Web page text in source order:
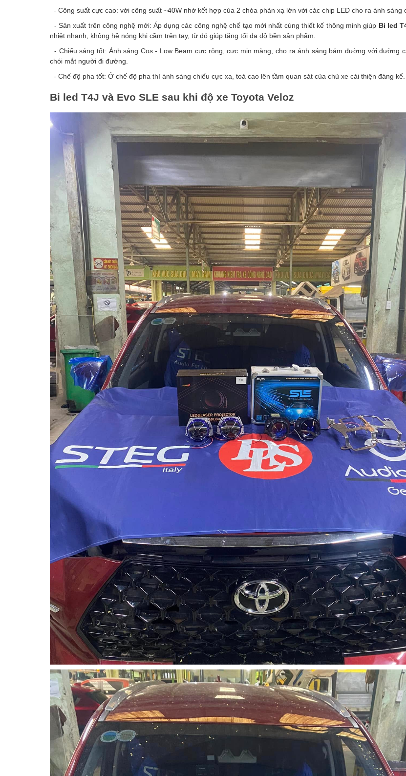
- Công suất cực cao: với công suất ~40W nhờ kết hợp của 2 chóa phản xạ lớn với các chip LED cho ra ánh sáng
- Sản xuất trên công nghệ mới: Áp dụng các công nghệ chế tạo mới nhất cùng thiết kế thông minh giúp Bi led
nhiệt nhanh, không hề nóng khi cầm trên tay, từ đó giúp tăng tối đa độ bền sản phẩm.
- Chiếu sáng tốt: Ánh sáng Cos - Low Beam cực rộng, cực mịn màng, cho ra ánh sáng bám đường với đường
chói mắt người đi đường.
- Chế độ pha tốt: Ở chế độ pha thì ánh sáng chiếu cực xa, toả cao lên tầm quan sát của chủ xe cải thiện đáng kể.
Bi led T4J và Evo SLE sau khi độ xe Toyota Veloz